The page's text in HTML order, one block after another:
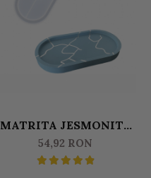
MATRITA JESMONITE
TAVA OVALA 18 X 9,5
CM
54,92 RON